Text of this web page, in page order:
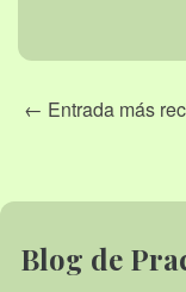
← Entrada más
Blog de